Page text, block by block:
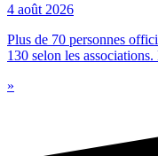
4 août 2026
Plus de 70 personnes
130 selon les associations.
»